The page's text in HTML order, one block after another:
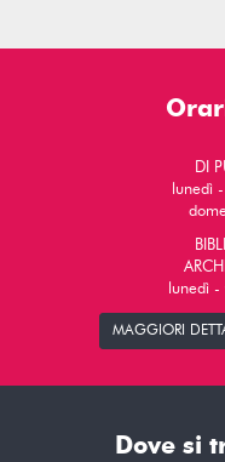
DI
lunedì
lunedì
MAGGIORI
Dove si